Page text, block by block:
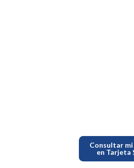
Consultar
en Tarjeta